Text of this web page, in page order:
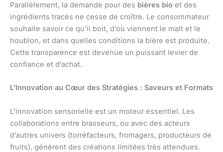
Parallèlement, la demande pour des bières bio et des
ingrédients tracés ne cesse de croître. Le consommateur
souhaite savoir ce qu’il boit, d’où viennent le malt et le
houblon, et dans quelles conditions la bière est produite.
Cette transparence est devenue un puissant levier de
confiance et d’achat.
L’Innovation au Cœur des Stratégies : Saveurs et Formats
L’innovation sensorielle est un moteur essentiel. Les
collaborations entre brasseurs, ou avec des acteurs
d’autres univers (torréfacteurs, fromagers, producteurs de
fruits), génèrent des créations limitées très attendues.